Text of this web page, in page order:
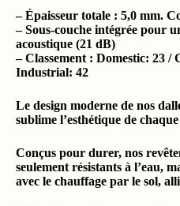
– Épaisseur totale : 5,0 mm.
– Sous-couche intégrée pour
acoustique (21 dB)
– Classement : Domestic: 23 /
Industrial: 42
Le design moderne de nos
sublime l’esthétique de
Conçus pour durer, nos
seulement résistants à l’eau,
avec le chauffage par le sol,